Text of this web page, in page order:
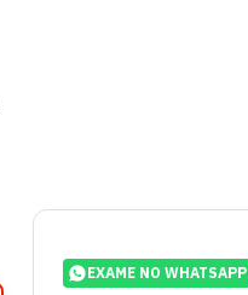
EXAME NO WHATSAPP